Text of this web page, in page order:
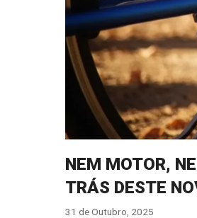
NEM MOTOR,
TRÁS DESTE
31 de Outubro, 2025